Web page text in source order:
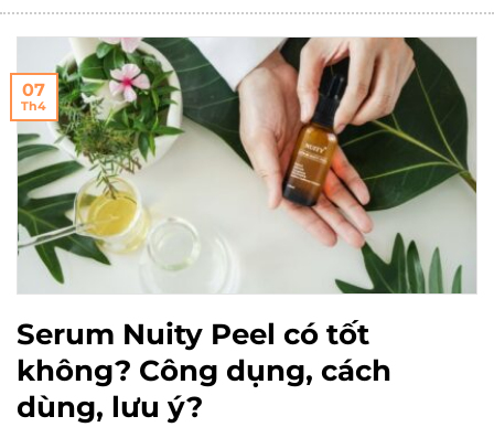
Serum Nuity Peel có tốt
không? Công dụng, cách
dùng, lưu ý?
07
Th4